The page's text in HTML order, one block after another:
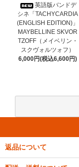
英語版バンドデ
シネ「TACHYCARDIA
(ENGLISH EDITION)」
MAYBELLINE SKVOR
TZOFF（メイベリン・
スクヴォルツォフ）
6,000円(税込6,600円)
返品について